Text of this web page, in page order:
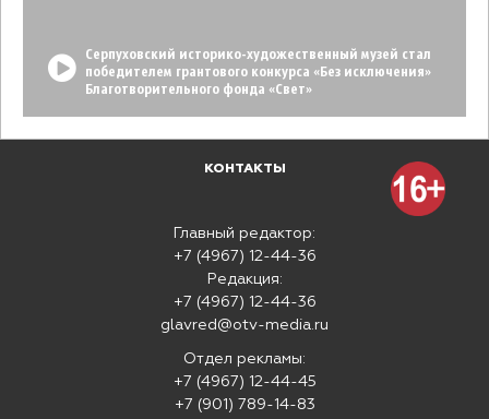
Серпуховский историко-художественный музей стал
победителем грантового конкурса «Без исключения»
Благотворительного фонда «Свет»
КОНТАКТЫ
Главный редактор:
+7 (4967) 12-44-36
Редакция:
+7 (4967) 12-44-36
glavred@otv-media.ru
Отдел рекламы:
+7 (4967) 12-44-45
+7 (901) 789-14-83